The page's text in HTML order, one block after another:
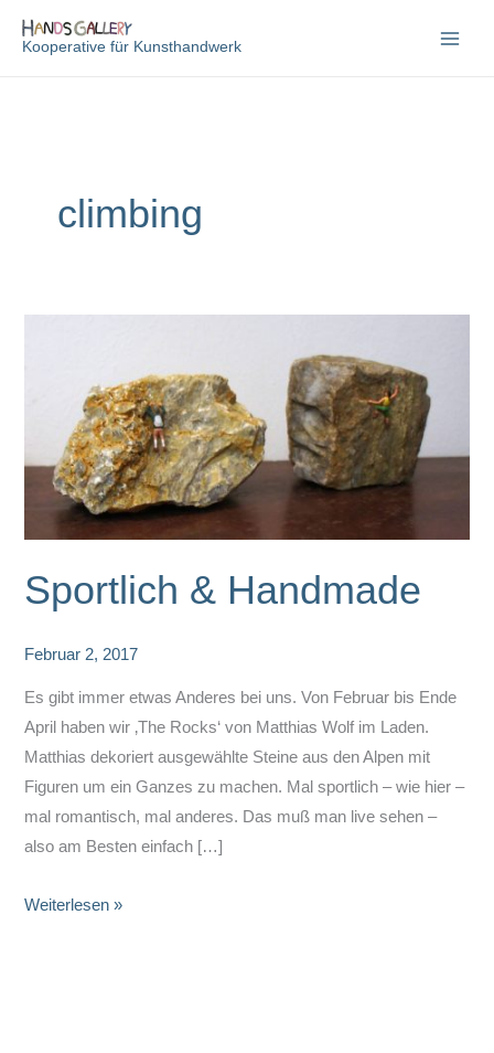
InhaltKooperative für Kunsthandwerk
climbing
Sportlich & Handmade
Februar 2, 2017
Es gibt immer etwas Anderes bei uns. Von Februar bis Ende
April haben wir ‚The Rocks‘ von Matthias Wolf im Laden.
Matthias dekoriert ausgewählte Steine aus den Alpen mit
Figuren um ein Ganzes zu machen. Mal sportlich – wie hier –
mal romantisch, mal anderes. Das muß man live sehen –
also am Besten einfach […]
Sportlich
Weiterlesen »